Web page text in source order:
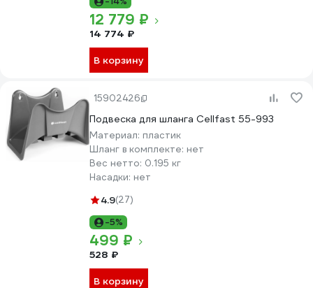
12 779 ₽
14 774 ₽
В корзину
15902426
Подвеска для шланга Cellfast 55-993
Материал: пластик
Шланг в комплекте: нет
Вес нетто: 0.195 кг
Насадки: нет
4.9(27)
-5%
499 ₽
528 ₽
В корзину